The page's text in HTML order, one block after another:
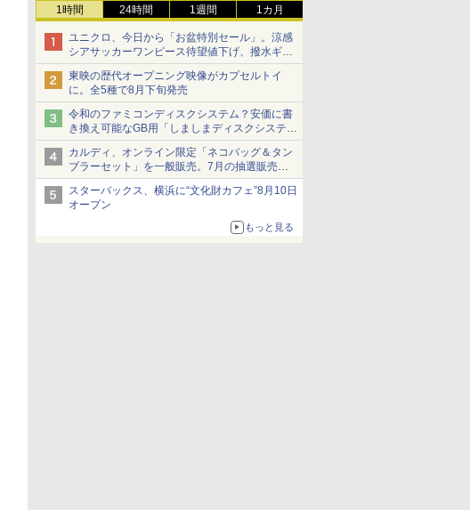
1時間 24時間 1週間 1カ月
ユニクロ、今日から「お盆特別セール」。涼感
シアサッカーワンピース待望値下げ、撥水ギア
ショーツは1990円に
東映の歴代オープニング映像がカプセルトイ
に。全5種で8月下旬発売
令和のファミコンディスクシステム？安価に書
き換え可能なGB用「しましまディスクシステ
ム」
カルディ、オンライン限定「ネコバッグ＆タン
ブラーセット」を一般販売。7月の抽選販売の
当選無効分
スターバックス、横浜に“文化財カフェ”8月10日
オープン
もっと見る